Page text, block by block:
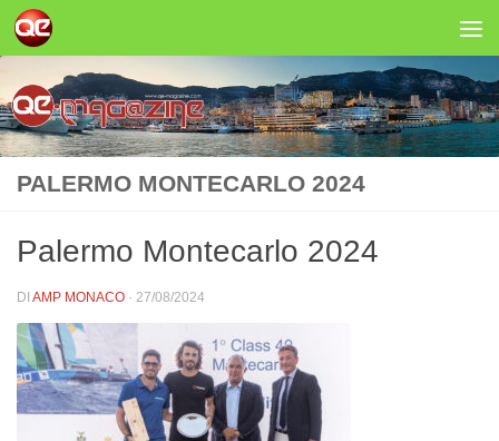
Salta al contenuto
PALERMO MONTECARLO 2024
Palermo Montecarlo 2024
DI AMP MONACO · 27/08/2024